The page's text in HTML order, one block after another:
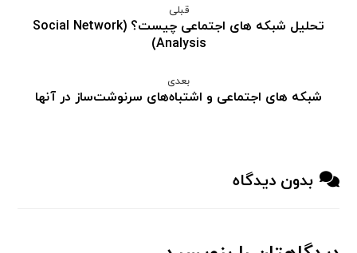
قبلی
تحلیل شبکه های اجتماعی چیست؟ (Social Network
Analysis)
بعدی
شبکه های اجتماعی و اشتباه‌های سرنوشت‌ساز در آنها
بدون دیدگاه